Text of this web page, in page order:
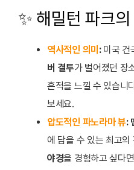
✨ 해밀턴 파크
역사적인 의미 :미국 건
버 결투가 벌어졌던 장
흔적을 느낄 수 있습니
보세요.
압도적인 파노라마 뷰:
에 담을 수 있는 최고의
야경을 경험하고 싶다